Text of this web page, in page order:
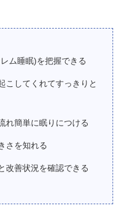
ム睡眠)を把握できる
こしてくれてすっきりと
れ簡単に眠りにつける
さを知れる
改善状況を確認できる